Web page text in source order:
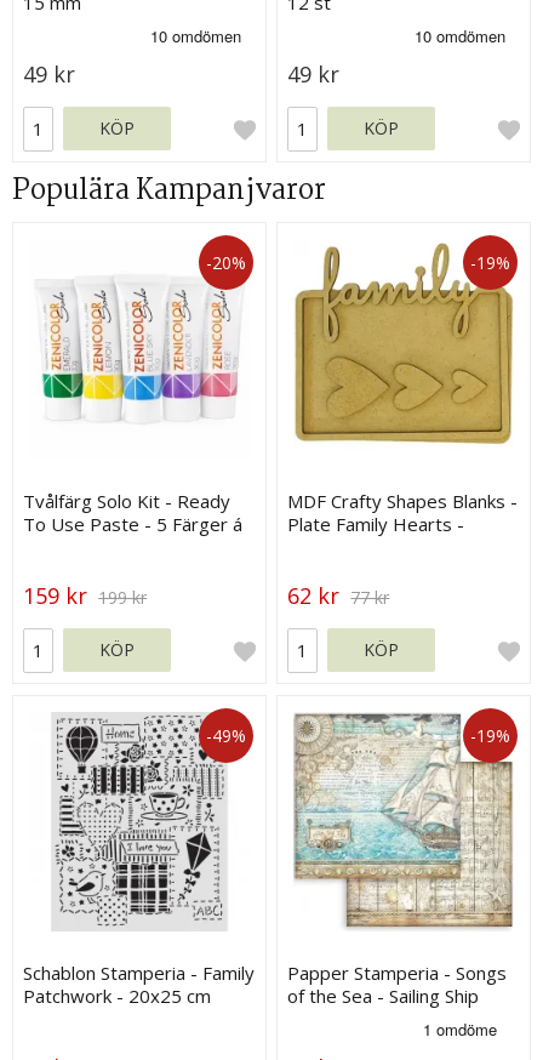
49 kr
KÖP
49 kr
KÖP
Populära Kampanjvaror
-20%
Tvålfärg Solo Kit - Ready
To Use Paste - 5 Färger á
159 kr 199 kr
KÖP
-19%
MDF Crafty Shapes Blanks -
Plate Family Hearts -
62 kr 77 kr
KÖP
-49%
Schablon Stamperia - Family
Patchwork - 20x25 cm
-19%
Papper Stamperia - Songs
of the Sea - Sailing Ship